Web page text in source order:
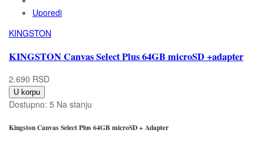
Uporedi
KINGSTON
KINGSTON Canvas Select Plus 64GB microSD +adapter
2.690 RSD
U korpu
Dostupno: 5 Na stanju
Kingston Canvas Select Plus 64GB microSD + Adapter